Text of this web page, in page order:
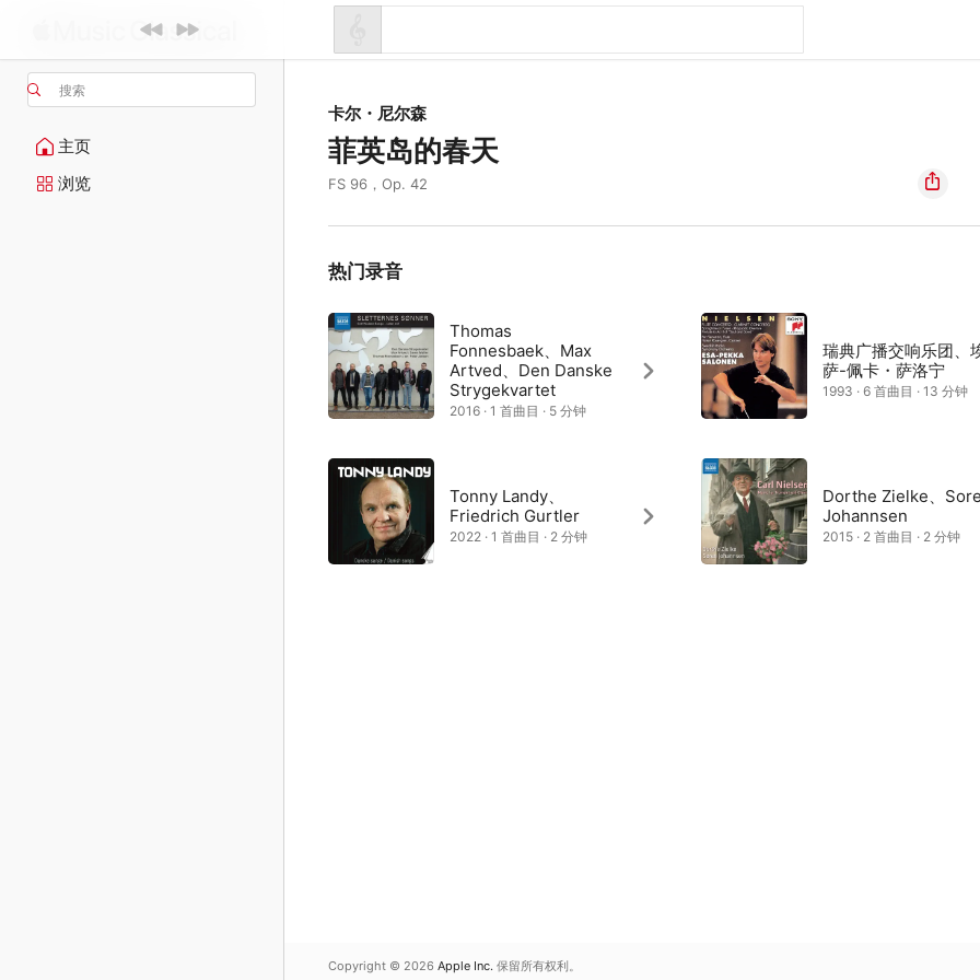
搜索
主页
浏览
卡尔・尼尔森
菲英岛的春天
FS 96，Op. 42
热门录音
Thomas
Fonnesbaek、Max
Artved、Den Danske
Strygekvartet
2016 · 1 首曲目 · 5 分钟
瑞典广播交响乐团、
萨-佩卡・萨洛宁
1993 · 6 首曲目 · 13 分钟
Tonny Landy、
Friedrich Gurtler
2022 · 1 首曲目 · 2 分钟
Dorthe Zielke、
Johannsen
2015 · 2 首曲目 · 2 分钟
Copyright © 2026 Apple Inc. 保留所有权利。